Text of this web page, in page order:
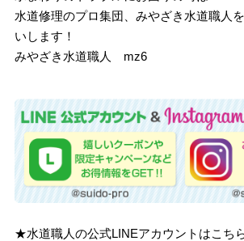
水道修理のプロ集団、みやざき水道職人
いします！
みやざき水道職人 mz6
★水道職人の公式LINEアカウントはこち